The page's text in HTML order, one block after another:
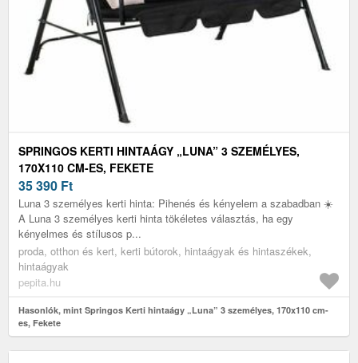
SPRINGOS KERTI HINTAÁGY „LUNA” 3 SZEMÉLYES,
170X110 CM-ES, FEKETE
35 390 Ft
Luna 3 személyes kerti hinta: Pihenés és kényelem a szabadban ☀️
A Luna 3 személyes kerti hinta tökéletes választás, ha egy
kényelmes és stílusos p...
proda, otthon és kert, kerti bútorok, hintaágyak és hintaszékek,
hintaágyak
pepita.hu
Hasonlók, mint Springos Kerti hintaágy „Luna” 3 személyes, 170x110 cm-
es, Fekete